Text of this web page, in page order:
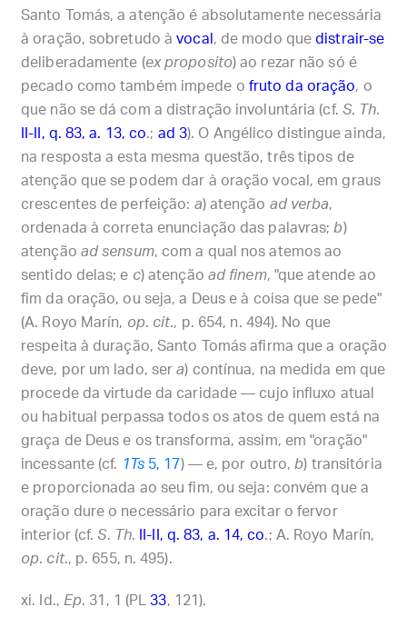
Santo Tomás, a atenção é absolutamente necessária
à oração, sobretudo àvocal , de modo quedistrair-se
deliberadamente (ex proposito) ao rezar não só é
pecado como também impede o fruto da oração, o
que não se dá com a distração involuntária (cf. S. Th.
II-II, q. 83, a. 13, co.; ad 3). O Angélico distingue ainda,
na resposta a esta mesma questão, três tipos de
atenção que se podem dar à oração vocal, em graus
crescentes de perfeição: a) atenção ad verba,
ordenada à correta enunciação das palavras;b)
atenção ad sensum, com a qual nos atemos ao
sentido delas; e c) atenção ad finem, "que atende ao
fim da oração, ou seja, a Deus e à coisa que se pede"
(A. Royo Marín, op. cit., p. 654, n. 494). No que
respeita à duração, Santo Tomás afirma que a oração
deve, por um lado, sera) contínua, na medida em que
procede da virtude da caridade — cujo influxo atual
ou habitual perpassa todos os atos de quem está na
graça de Deus e os transforma, assim, em "oração"
incessante (cf. 1Ts5, 17) — e, por outro,b) transitória
e proporcionada ao seu fim, ou seja: convém que a
oração dure o necessário para excitar o fervor
interior (cf.S. Th. II-II, q. 83, a. 14, co.; A. Royo Marín,
op. cit., p. 655, n. 495).
Id., Ep. 31, 1 (PL33, 121).